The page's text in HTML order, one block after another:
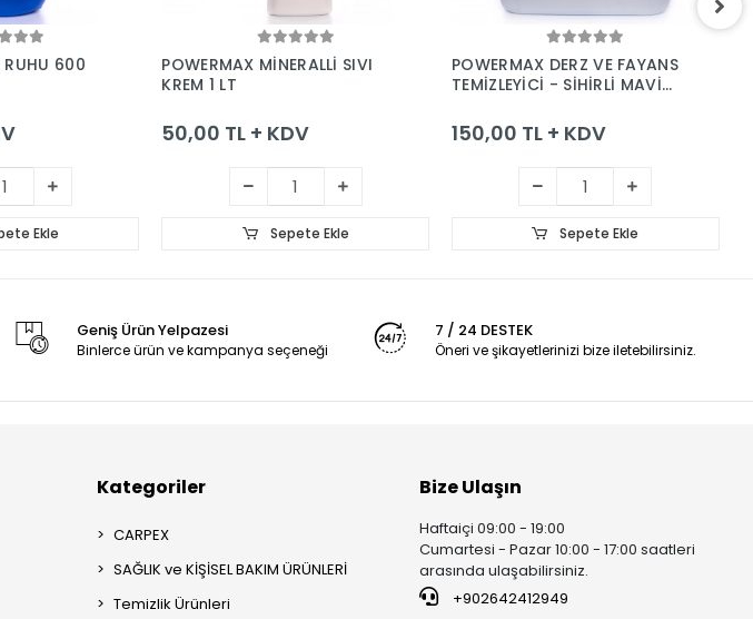
Ekle
RUHU 600
Ekle
Sepete Ekle
POWERMAX MİNERALLİ SIVI
KREM 1 LT
50,00 TL + KDV
Sepete Ekle
Sepete Ekle
POWERMAX DERZ VE FAYANS
TEMİZLEYİCİ - SİHİRLİ MAVİ
150,00 TL + KDV
Sepete Ekle
Geniş Ürün Yelpazesi
Binlerce ürün ve kampanya seçeneği
7 / 24 DESTEK
Öneri ve şikayetlerinizi bize iletebilirsiniz.
Kategoriler
CARPEX
SAĞLIK ve KİŞİSEL BAKIM ÜRÜNLERİ
Temizlik Ürünleri
Bize Ulaşın
Haftaiçi 09:00 - 19:00
Cumartesi - Pazar 10:00 - 17:00 saatleri
arasında ulaşabilirsiniz.
+902642412949